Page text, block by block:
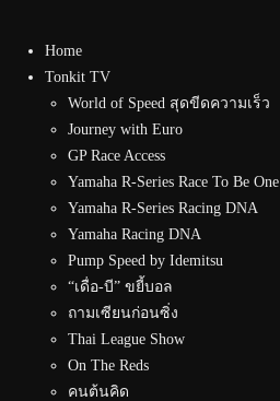
Home
Tonkit TV
World of Speed สุดขีดความเร็ว
Journey with Euro
GP Race Access
Yamaha R-Series Race To Be One
Yamaha R-Series Racing DNA
Yamaha Racing DNA
Pump Speed by Idemitsu
“เดื่อ-บี” ขยี้บอล
ถามเซียนก่อนซิ่ง
Thai League Show
On The Reds
คนต้นคิด